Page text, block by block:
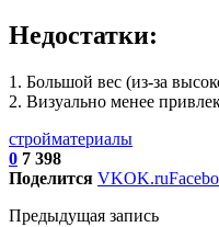
Недостатки:
1. Большой вес (из-за
2. Визуально менее
стройматериалы
0 7 398
Поделится VKOK.ru
Предыдущая запись